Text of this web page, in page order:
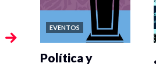
EVENTOS
Política y